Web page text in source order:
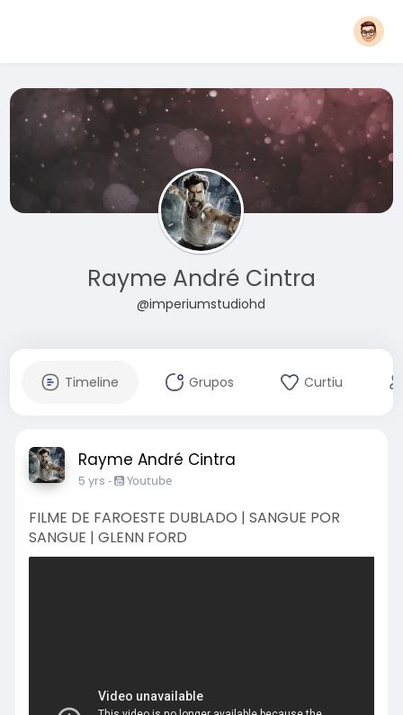
Rayme André Cintra
@imperiumstudiohd
Timeline Grupos Curtiu
Rayme André Cintra
5 yrs - Youtube
FILME DE FAROESTE DUBLADO | SANGUE POR
SANGUE | GLENN FORD